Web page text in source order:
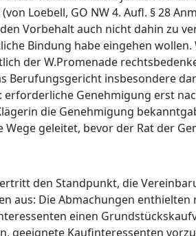
Loebell, GO NW 4. Aufl. § 28
Vorbehalt auch nicht dahin zu
Bindung habe eingehen
der W.Promenade
Berufungsgericht insbesondere
erforderliche Genehmigung erst
die Genehmigung
geleitet, bevor der Rat der
den Standpunkt, die
aus: Die Abmachungen
einen
geeignete Kaufinteressenten